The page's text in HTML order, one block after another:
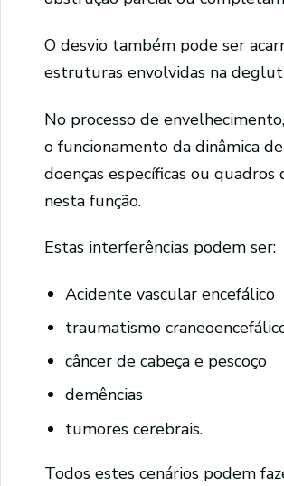
O desvio também pode ser
estruturas envolvidas na
No processo de
o funcionamento da dinâmica
doenças específicas ou
nesta função.
Estas interferências podem ser:
Acidente vascular encefálico
traumatismo
câncer de cabeça e pescoço
demências
tumores cerebrais.
Todos estes cenários podem